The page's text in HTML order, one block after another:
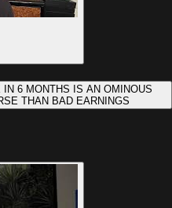
6 MONTHS IS AN OMINOUS
THAN BAD EARNINGS